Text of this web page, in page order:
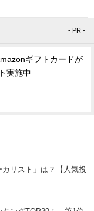
- PR -
ギフトカードが
実施中
リスト」は？【人気投